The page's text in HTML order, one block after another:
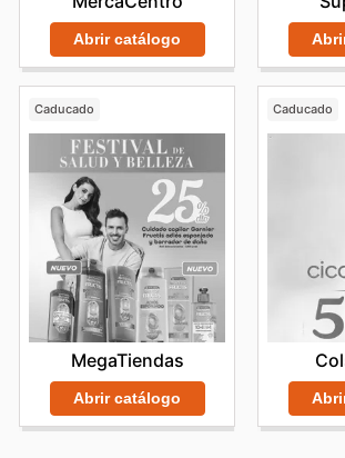
Abrir catálogo
Caducado
MegaTiendas
Abrir catálogo
Caducado